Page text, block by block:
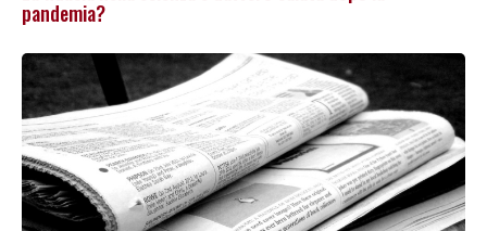
pandemia?